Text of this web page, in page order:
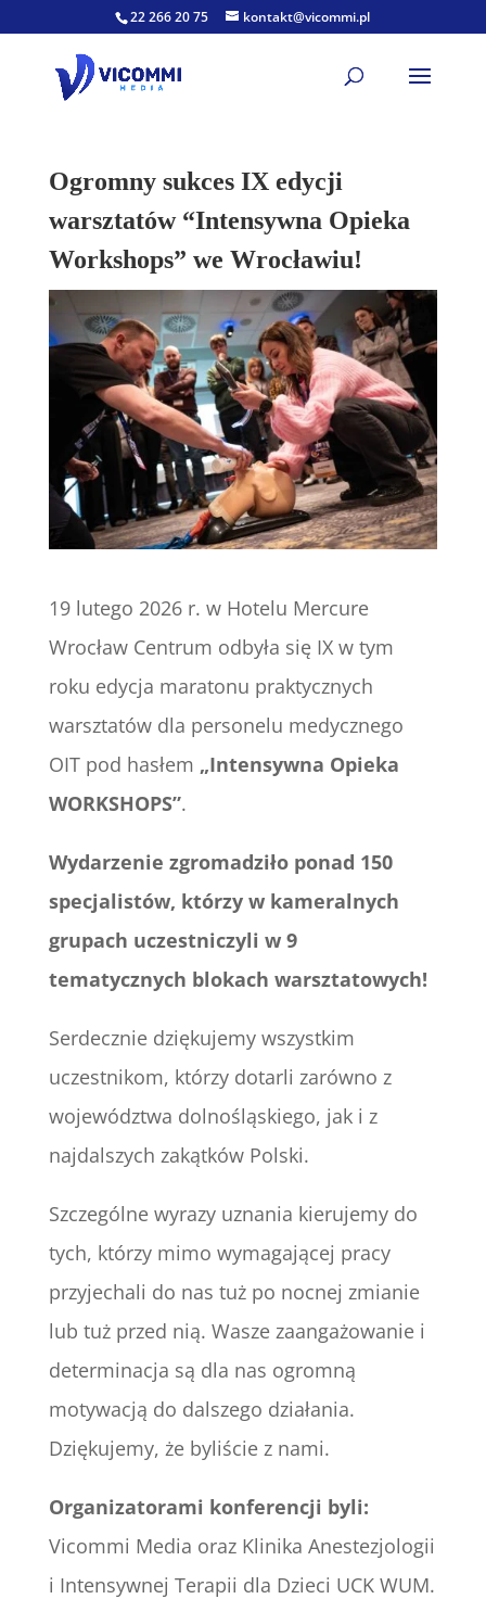
22 266 20 75 kontakt@vicommi.pl
Ogromny sukces IX edycji
warsztatów “Intensywna Opieka
Workshops” we Wrocławiu!
19 lutego 2026 r. w Hotelu Mercure
Wrocław Centrum odbyła się IX w tym
roku edycja maratonu praktycznych
warsztatów dla personelu medycznego
OIT pod hasłem „Intensywna Opieka
WORKSHOPS”.
Wydarzenie zgromadziło ponad 150
specjalistów, którzy w kameralnych
grupach uczestniczyli w 9
tematycznych blokach warsztatowych!
Serdecznie dziękujemy wszystkim
uczestnikom, którzy dotarli zarówno z
województwa dolnośląskiego, jak i z
najdalszych zakątków Polski.
Szczególne wyrazy uznania kierujemy do
tych, którzy mimo wymagającej pracy
przyjechali do nas tuż po nocnej zmianie
lub tuż przed nią. Wasze zaangażowanie i
determinacja są dla nas ogromną
motywacją do dalszego działania.
Dziękujemy, że byliście z nami.
Organizatorami konferencji byli:
Vicommi Media oraz Klinika Anestezjologii
i Intensywnej Terapii dla Dzieci UCK WUM.